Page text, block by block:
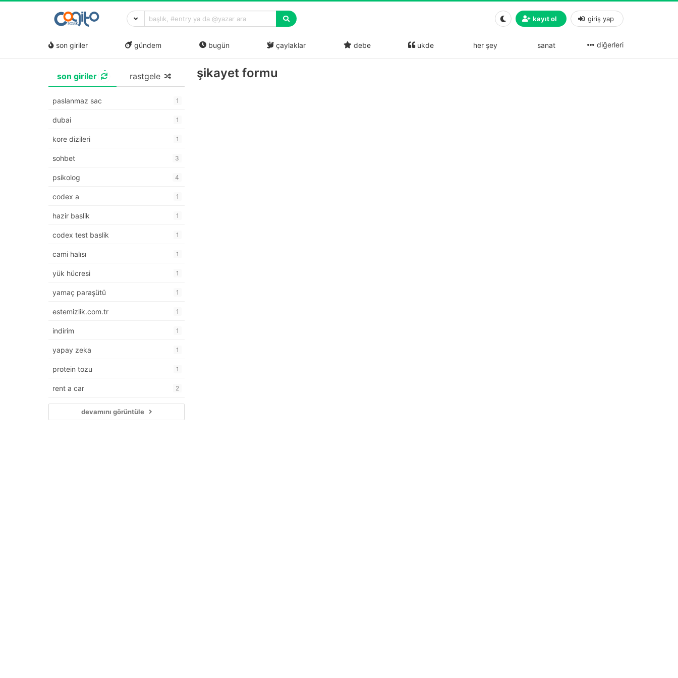
kayıt ol giriş yap
son giriler gündem bugün çaylaklar debe ukde her şey sanat diğerleri
son giriler rastgele
paslanmaz sac 1
dubai 1
kore dizileri 1
sohbet 3
psikolog 4
codex a 1
hazir baslik 1
codex test baslik 1
cami halısı 1
yük hücresi 1
yamaç paraşütü 1
estemizlik.com.tr 1
indirim 1
yapay zeka 1
protein tozu 1
rent a car 2
devamını görüntüle
şikayet formu